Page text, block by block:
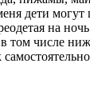
дети могут
на
том числе